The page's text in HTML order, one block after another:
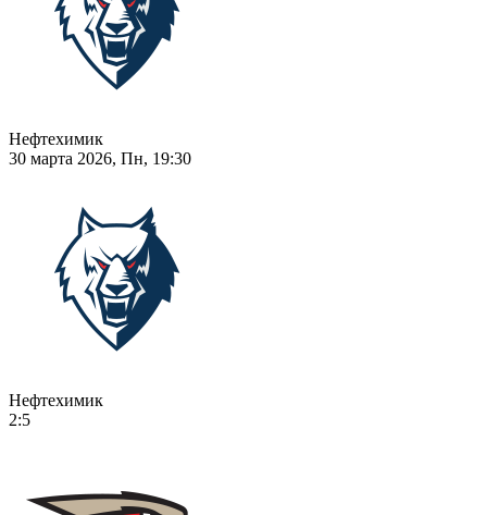
Нефтехимик
30 марта 2026, Пн, 19:30
Нефтехимик
2:5